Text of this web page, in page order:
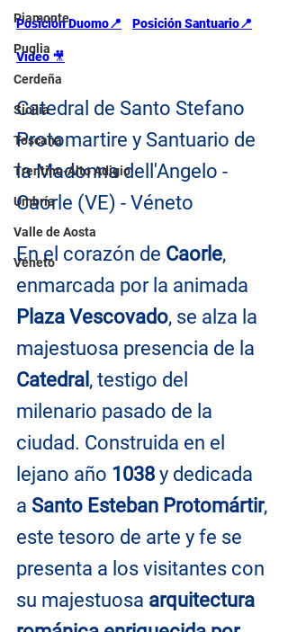
Piamonte
Puglia
Cerdeña
Sicilia
Toscana
Trentino-Alto Adigio
Umbría
Valle de Aosta
Véneto
Posición Duomo📍 Posición Santuario📍
Video 🎥
Catedral de Santo Stefano
Protomartire y Santuario de
la Madonna dell'Angelo -
Caorle (VE) - Véneto
En el corazón de Caorle,
enmarcada por la animada
Plaza Vescovado, se alza la
majestuosa presencia de la
Catedral , testigo del
milenario pasado de la
ciudad. Construida en el
lejano año 1038 y dedicada
a Santo Esteban Protomártir,
este tesoro de arte y fe se
presenta a los visitantes con
su majestuosa arquitectura